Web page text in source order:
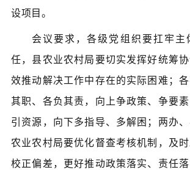
设项目。
会议要求，各级党组织要扛牢主
任，县农业农村局要切实发挥好统筹
效推动解决工作中存在的实际困难；
其职、各负其责，向上争政策、争要素
引资源，向下多指导、多解困；两办
农业农村局要优化督查考核机制，及
校正偏差，更好推动政策落实、责任落